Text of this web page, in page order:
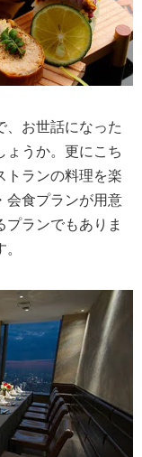
、お世話になった
ょうか。更にこち
トランの料理を楽
会食プランが用意
プランでもありま